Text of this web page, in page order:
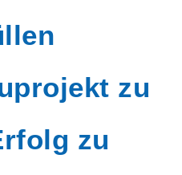
zu
zu